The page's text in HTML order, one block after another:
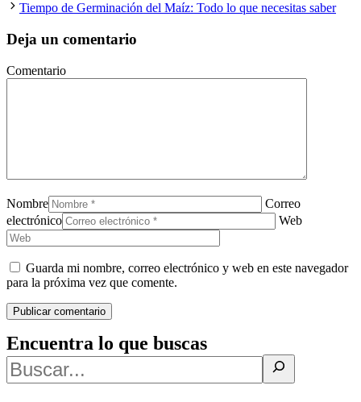
Tiempo de Germinación del Maíz: Todo lo que necesitas saber
Deja un comentario
Comentario
Nombre
Correo
electrónico
Web
Guarda mi nombre, correo electrónico y web en este navegador
para la próxima vez que comente.
Encuentra lo que buscas